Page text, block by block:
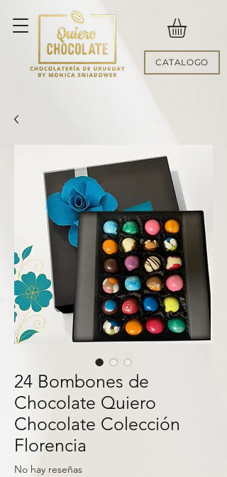
CATALOGO
24 Bombones de
Chocolate Quiero
Chocolate Colección
Florencia
No hay reseñas